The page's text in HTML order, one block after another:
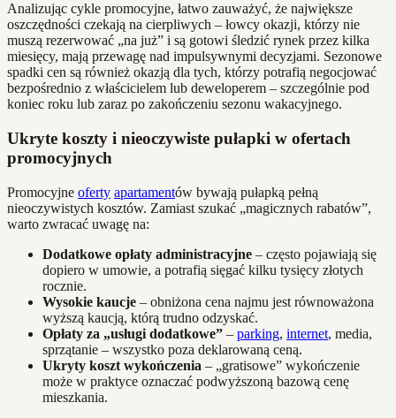
Analizując cykle promocyjne, łatwo zauważyć, że największe
oszczędności czekają na cierpliwych – łowcy okazji, którzy nie
muszą rezerwować „na już” i są gotowi śledzić rynek przez kilka
miesięcy, mają przewagę nad impulsywnymi decyzjami. Sezonowe
spadki cen są również okazją dla tych, którzy potrafią negocjować
bezpośrednio z właścicielem lub deweloperem – szczególnie pod
koniec roku lub zaraz po zakończeniu sezonu wakacyjnego.
Ukryte koszty i nieoczywiste pułapki w ofertach
promocyjnych
Promocyjne oferty apartamentów bywają pułapką pełną
nieoczywistych kosztów. Zamiast szukać „magicznych rabatów”,
warto zwracać uwagę na:
Dodatkowe opłaty administracyjne – często pojawiają się
dopiero w umowie, a potrafią sięgać kilku tysięcy złotych
rocznie.
Wysokie kaucje – obniżona cena najmu jest równoważona
wyższą kaucją, którą trudno odzyskać.
Opłaty za „usługi dodatkowe” – parking, internet, media,
sprzątanie – wszystko poza deklarowaną ceną.
Ukryty koszt wykończenia – „gratisowe” wykończenie
może w praktyce oznaczać podwyższoną bazową cenę
mieszkania.